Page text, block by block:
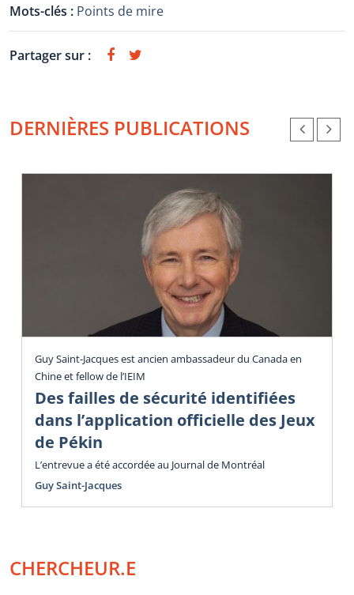
Mots-clés : Points de mire
Partager sur :
DERNIÈRES PUBLICATIONS
Guy Saint-Jacques est ancien ambassadeur du Canada en
Chine et fellow de l’IEIM
Des failles de sécurité identifiées
dans l’application officielle des Jeux
de Pékin
L’entrevue a été accordée au Journal de Montréal
Guy Saint-Jacques
CHERCHEUR.E